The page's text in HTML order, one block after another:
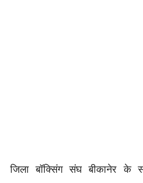
जिला बॉक्सिंग संघ बीकानेर के